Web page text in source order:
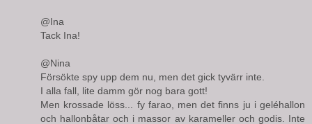
@Ina
Tack Ina!
@Nina
Försökte spy upp dem nu, men det gick tyvärr inte.
I alla fall, lite damm gör nog bara gott!
Men krossade löss... fy farao, men det finns ju i geléhallon
och hallonbåtar och i massor av karameller och godis. Inte